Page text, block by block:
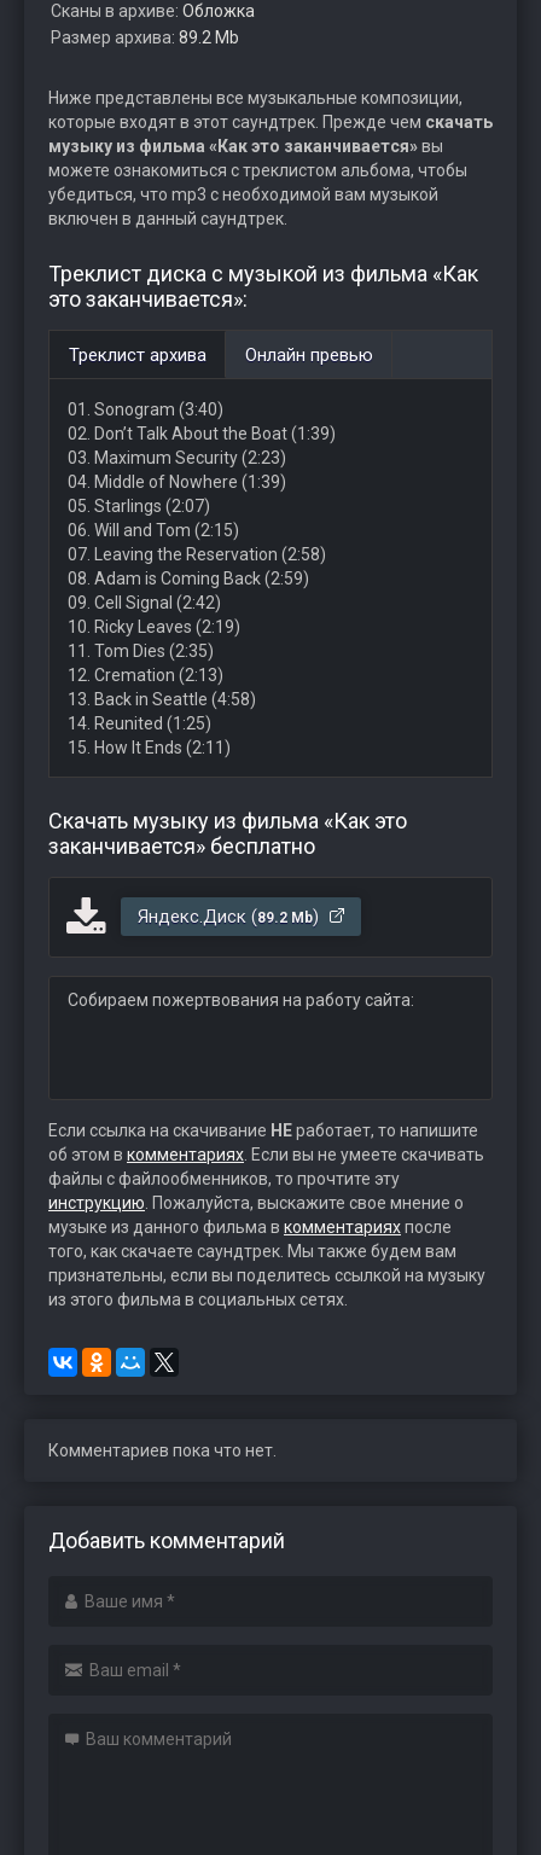
Сканы в архиве: Обложка
Размер архива: 89.2 Mb
Ниже представлены все музыкальные композиции,
которые входят в этот саундтрек. Прежде чем скачать
музыку из фильма «Как это заканчивается»вы
можете ознакомиться с треклистом альбома, чтобы
убедиться, что mp3 с необходимой вам музыкой
включен в данный саундтрек.
Треклист диска с музыкой из фильма «Как
это заканчивается»:
Треклист архива Онлайн превью
01. Sonogram (3:40)
02. Don’t Talk About the Boat (1:39)
03. Maximum Security (2:23)
04. Middle of Nowhere (1:39)
05. Starlings (2:07)
06. Will and Tom (2:15)
07. Leaving the Reservation (2:58)
08. Adam is Coming Back (2:59)
09. Cell Signal (2:42)
10. Ricky Leaves (2:19)
11. Tom Dies (2:35)
12. Cremation (2:13)
13. Back in Seattle (4:58)
14. Reunited (1:25)
15. How It Ends (2:11)
Скачать музыку из фильма «Как это
заканчивается» бесплатно
Яндекс.Диск (89.2 Mb)
Собираем пожертвования на работу сайта:
Если ссылка на скачивание НЕработает, то напишите
об этом в комментариях . Если вы не умеете скачивать
файлы с файлообменников, то прочтите эту
инструкцию . Пожалуйста, выскажите свое мнение о
музыке из данного фильма в комментарияхпосле
того, как скачаете саундтрек. Мы также будем вам
признательны, если вы поделитесь ссылкой на музыку
из этого фильма в социальных сетях.
Комментариев пока что нет.
Добавить комментарий